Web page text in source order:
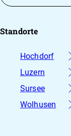
Bewältigung
bei Adipositas,
Standorte
Hochdorf
Luzern
Sursee
Wolhusen